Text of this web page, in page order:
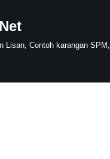
Lisan, Contoh karangan SPM,